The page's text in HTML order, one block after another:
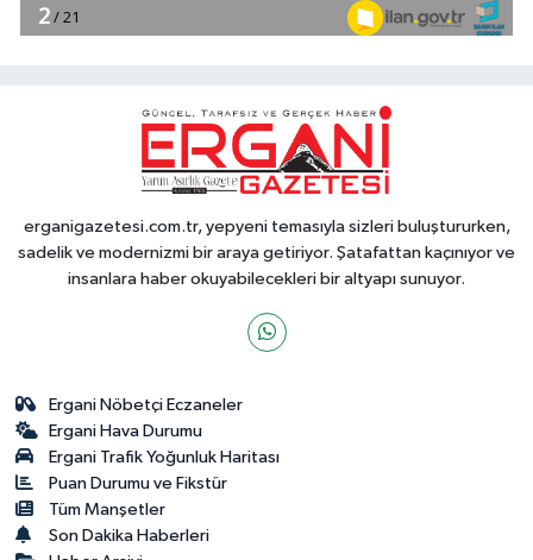
erganigazetesi.com.tr, yepyeni temasıyla sizleri buluştururken,
sadelik ve modernizmi bir araya getiriyor. Şatafattan kaçınıyor ve
insanlara haber okuyabilecekleri bir altyapı sunuyor.
Ergani Nöbetçi Eczaneler
Ergani Hava Durumu
Ergani Trafik Yoğunluk Haritası
Puan Durumu ve Fikstür
Tüm Manşetler
Son Dakika Haberleri